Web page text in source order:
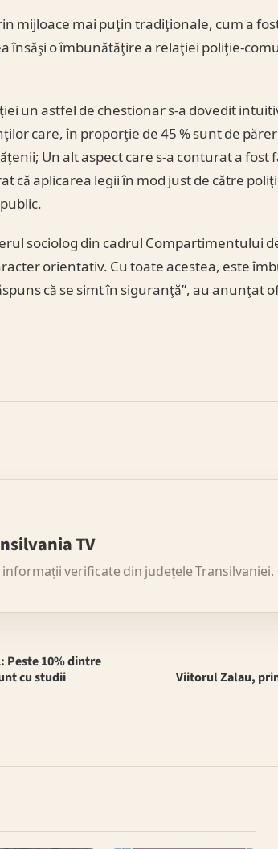
mijloace mai puţin tradiţionale, cum a
însăşi o îmbunătăţire a relaţiei poliţie-
un astfel de chestionar s-a dovedit
care, în proporţie de 45 % sunt de
Un alt aspect care s-a conturat a fost
că aplicarea legii în mod just de către
sociolog din cadrul Compartimentului
orientativ. Cu toate acestea, este
că se simt în siguranţă”, au anunţat
TV
verificate din județele Transilvaniei.
Peste 10% dintre
cu studii
Viitorul Zalau,